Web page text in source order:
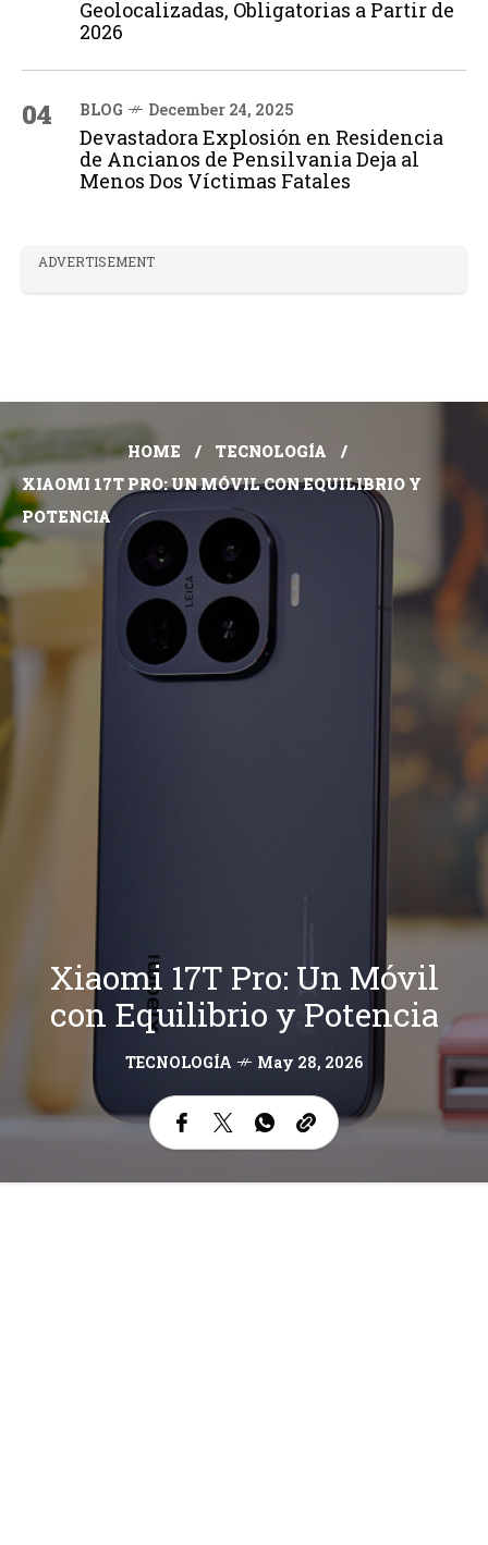
Geolocalizadas, Obligatorias a Partir de
2026
04 BLOG December 24, 2025
Devastadora Explosión en Residencia
de Ancianos de Pensilvania Deja al
Menos Dos Víctimas Fatales
ADVERTISEMENT
HOME
TECNOLOGÍA
XIAOMI 17T PRO: UN MÓVIL CON EQUILIBRIO Y
POTENCIA
Xiaomi 17T Pro: Un Móvil
con Equilibrio y Potencia
TECNOLOGÍA May 28, 2026